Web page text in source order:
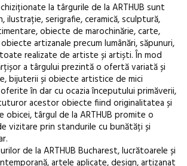
la târgurile de la ARTHUB sunt
ilustrație, serigrafie, ceramică, sculptură,
obiecte de marochinărie, carte,
artizanale precum lumânări, săpunuri,
realizate de artiste și artiști. În mod
a târgului prezintă o ofertă variată și
bijuterii și obiecte artistice de mici
în dar cu ocazia începutului primăverii,
acestor obiecte fiind originalitatea și
obicei, târgul de la ARTHUB promite o
vizitare prin standurile cu bunătăți și
de la ARTHUB Bucharest, lucrătoarele și
artele aplicate, design, artizanat